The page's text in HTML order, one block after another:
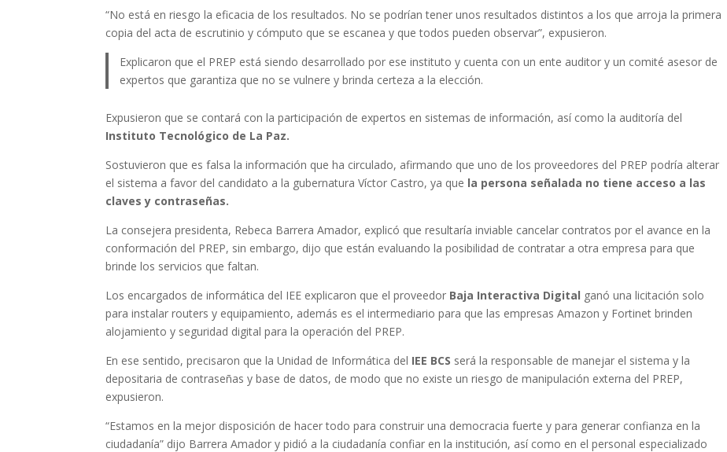
“No está en riesgo la eficacia de los resultados. No se podrían tener unos resultados distintos a los que arroja la primera
copia del acta de escrutinio y cómputo que se escanea y que todos pueden observar”, expusieron.
Explicaron que el PREP está siendo desarrollado por ese instituto y cuenta con un ente auditor y un comité asesor de
expertos que garantiza que no se vulnere y brinda certeza a la elección.
Expusieron que se contará con la participación de expertos en sistemas de información, así como la auditoría del
Instituto Tecnológico de La Paz.
Sostuvieron que es falsa la información que ha circulado, afirmando que uno de los proveedores del PREP podría alterar
el sistema a favor del candidato a la gubernatura Víctor Castro, ya que la persona señalada no tiene acceso a las
claves y contraseñas.
La consejera presidenta, Rebeca Barrera Amador, explicó que resultaría inviable cancelar contratos por el avance en la
conformación del PREP, sin embargo, dijo que están evaluando la posibilidad de contratar a otra empresa para que
brinde los servicios que faltan.
Los encargados de informática del IEE explicaron que el proveedor Baja Interactiva Digital ganó una licitación solo
para instalar routers y equipamiento, además es el intermediario para que las empresas Amazon y Fortinet brinden
alojamiento y seguridad digital para la operación del PREP.
En ese sentido, precisaron que la Unidad de Informática del IEE BCS será la responsable de manejar el sistema y la
depositaria de contraseñas y base de datos, de modo que no existe un riesgo de manipulación externa del PREP,
expusieron.
“Estamos en la mejor disposición de hacer todo para construir una democracia fuerte y para generar confianza en la
ciudadanía” dijo Barrera Amador y pidió a la ciudadanía confiar en la institución, así como en el personal especializado